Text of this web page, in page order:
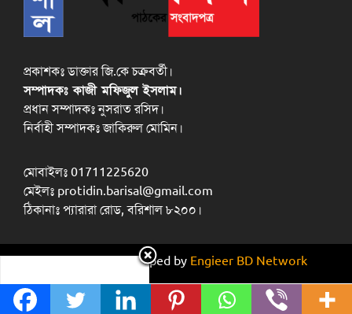
প্রকাশকঃ ডাক্তার জি.কে চক্রবর্তী।
সম্পাদকঃ কাজী মফিজুল ইসলাম।
প্রধান সম্পাদকঃ নুসরাত রসিদ।
নির্বাহী সম্পাদকঃ জাকিরুল মোমিন।
মোবাইলঃ 01711225620
মেইলঃ protidin.barisal@gmail.com
ঠিকানাঃ প্যারারা রোড, বরিশাল ৮২০০।
Design and developed by Engieer BD Network